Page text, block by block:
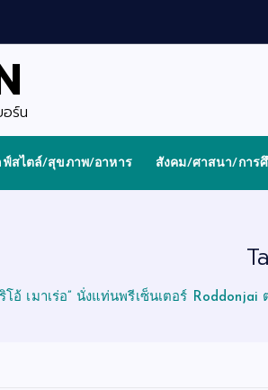
ร์น
ฟ์สไตล์/สุขภาพ/อาหาร สังคม/ศาสนา/การ
ริโอ้ เมาเร่อ” นั่งแท่นพรีเซ็นเตอร์